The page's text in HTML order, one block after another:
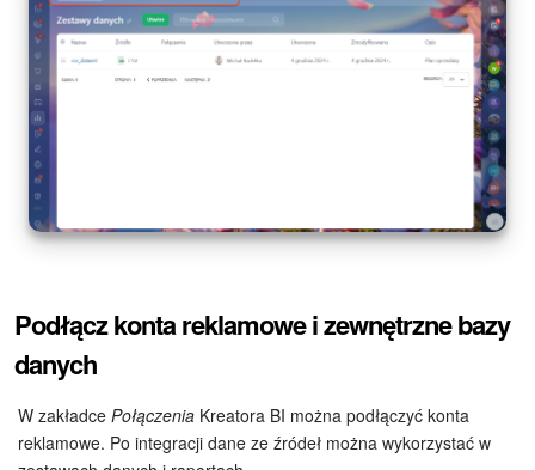
Wsparcie Bitrix24
AI CoPilot
e-Podpis w HR
Telefonia
Kreator BI
Sklep online
Podłącz konta reklamowe i zewnętrzne bazy
danych
W zakładce Połączenia Kreatora BI można podłączyć konta
reklamowe. Po integracji dane ze źródeł można wykorzystać w